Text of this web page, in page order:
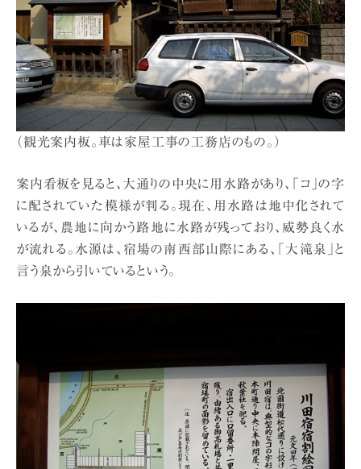
（観光案内板。車は家屋工事の工務店のもの。）
案内看板を見ると、大通りの中央に用水路があり、「コ」の字
に配されていた模様が判る。現在、用水路は地中化されて
いるが、農地に向かう路地に水路が残っており、威勢良く水
が流れる。水源は、宿場の南西部山際にある、「大滝泉」と
言う泉から引いているという。